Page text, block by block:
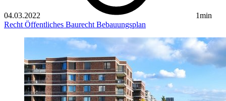
04.03.2022
1min
Recht Öffentliches Baurecht Bebauungsplan